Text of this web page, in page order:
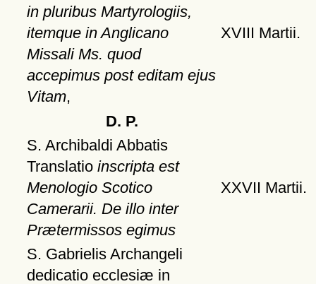
in pluribus Martyrologiis,
itemque in Anglicano
Missali Ms. quod
accepimus post editam ejus
Vitam,
XVIII Martii.
D. P.
S. Archibaldi Abbatis
Translatio inscripta est
Menologio Scotico
Camerarii. De illo inter
Prætermissos egimus
XXVII Martii.
S. Gabrielis Archangeli
dedicatio ecclesiæ in